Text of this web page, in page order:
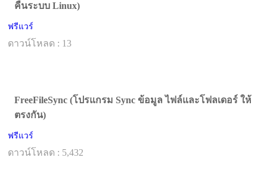
คืนระบบ Linux)
ฟรีแวร์
ดาวน์โหลด : 13
FreeFileSync (โปรแกรม Sync ข้อมูล ไฟล์และโฟลเดอร์ ให้
ตรงกัน)
ฟรีแวร์
ดาวน์โหลด : 5,432